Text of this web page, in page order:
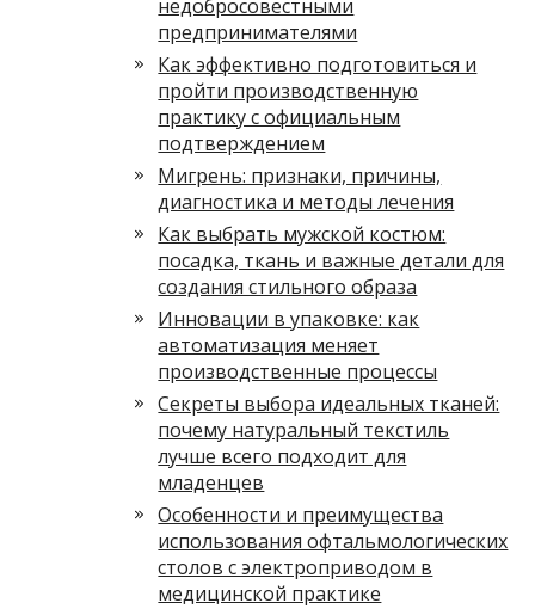
недобросовестными
предпринимателями
Как эффективно подготовиться и
пройти производственную
практику с официальным
подтверждением
Мигрень: признаки, причины,
диагностика и методы лечения
Как выбрать мужской костюм:
посадка, ткань и важные детали для
создания стильного образа
Инновации в упаковке: как
автоматизация меняет
производственные процессы
Секреты выбора идеальных тканей:
почему натуральный текстиль
лучше всего подходит для
младенцев
Особенности и преимущества
использования офтальмологических
столов с электроприводом в
медицинской практике